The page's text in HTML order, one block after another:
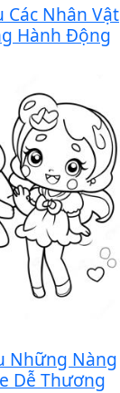
Các Nhân Vật
Hành Động
Những Nàng
Dễ Thương